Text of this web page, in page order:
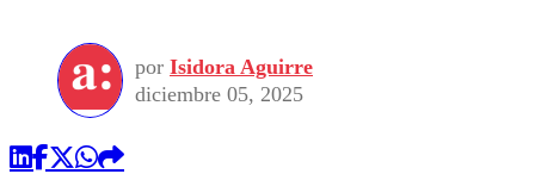
Seleccion Chilena
Torneo Internacional
Economía
Internacional
Publicaciones en medios
Opinión
por Isidora Aguirre
diciembre 05, 2025